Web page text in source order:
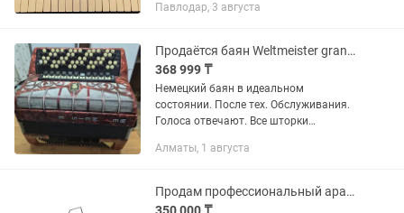
18:00 -22:00.
Павлодар, 3 августа
Продаётся баян Weltmeister grandina
368 999 ₸
Немецкий баян в идеальном
состоянии. После тех. Обслуживания.
Голоса отвечают. Все шторки
есть. Вопросы на .Возможен обмен на
Алматы, 1 августа
Продам профессиональный аранжеровочный синтезатор AKX 10.